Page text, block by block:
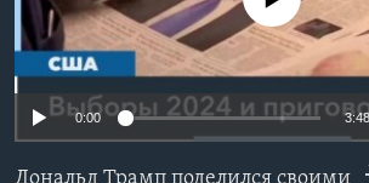
Learning English
СОЦИАЛЬНЫЕ СЕТИ
0:00 3:48